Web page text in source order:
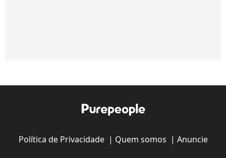
Política de Privacidade| Quem somos | Anuncie